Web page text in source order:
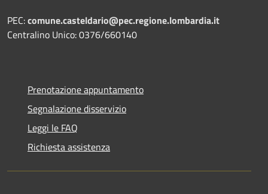
PEC:comune.casteldario@pec.regione.lombardia.it
Centralino Unico: 0376/660140
Prenotazione appuntamento
Segnalazione disservizio
Leggi le FAQ
Richiesta assistenza